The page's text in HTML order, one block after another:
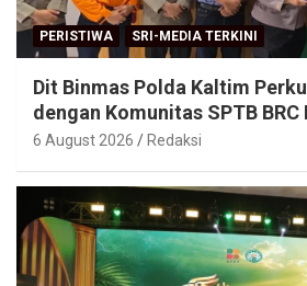
PERISTIWA SRI-MEDIA TERKINI
Dit Binmas Polda Kaltim
dengan Komunitas SPTB BRC
6 August 2026 Redaksi